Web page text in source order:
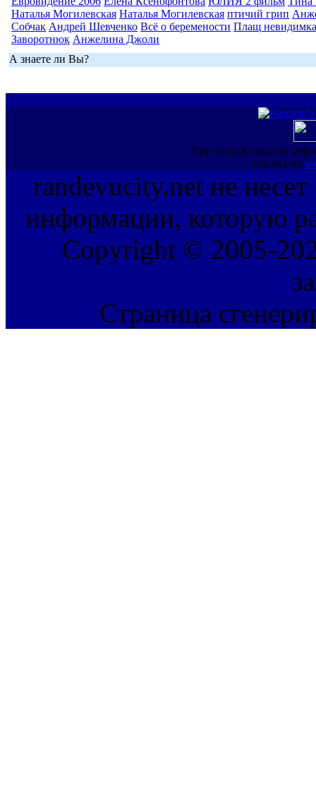
Наталья Могилевская Наталья Могилевская птичий грип
Собчак Андрей Шевченко Всё о беремености Плащ невидимка
Заворотнюк Анжелина Джоли
А знаете ли Вы?
При использовании
ссылка на
randevucity.net не несет
информации, которую
Copyright © 2005-
Страница